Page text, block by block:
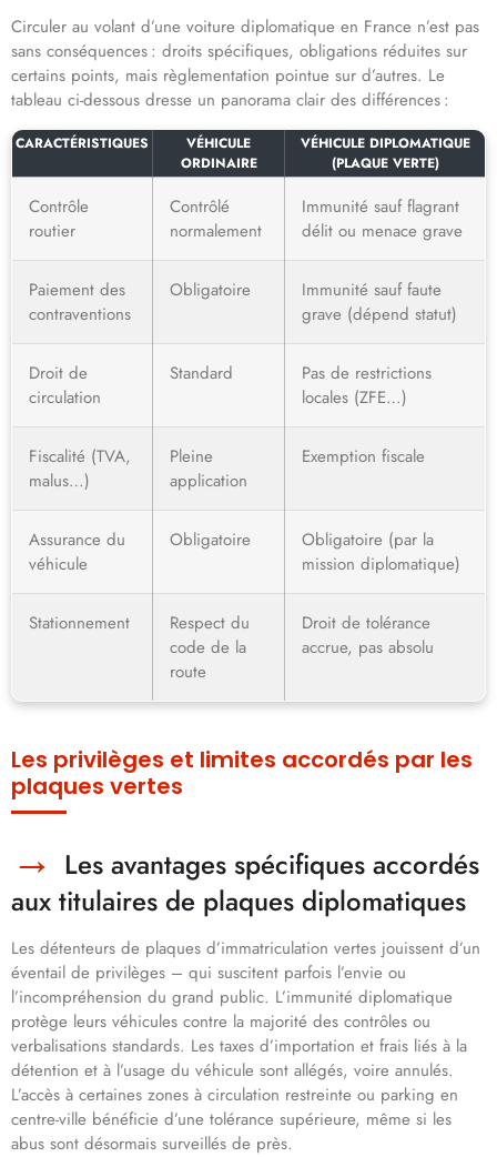
Circuler au volant d’une voiture diplomatique en France n’est pas
sans conséquences : droits spécifiques, obligations réduites sur
certains points, mais règlementation pointue sur d’autres. Le
tableau ci-dessous dresse un panorama clair des différences :
CARACTÉRISTIQUES
VÉHICULE
ORDINAIRE
VÉHICULE DIPLOMATIQUE
(PLAQUE VERTE)
Contrôle
routier
Contrôlé
normalement
Immunité sauf flagrant
délit ou menace grave
Paiement des
contraventions
Obligatoire
Immunité sauf faute
grave (dépend statut)
Droit de
circulation
Standard
Pas de restrictions
locales (ZFE…)
Fiscalité (TVA,
malus…)
Pleine
application
Exemption fiscale
Assurance du
véhicule
Obligatoire
Obligatoire (par la
mission diplomatique)
Stationnement
Respect du
code de la
route
Droit de tolérance
accrue, pas absolu
Les privilèges et limites accordés par les
plaques vertes
Les avantages spécifiques accordés
aux titulaires de plaques diplomatiques
Les détenteurs de plaques d’immatriculation vertes jouissent d’un
éventail de privilèges – qui suscitent parfois l’envie ou
l’incompréhension du grand public. L’immunité diplomatique
protège leurs véhicules contre la majorité des contrôles ou
verbalisations standards. Les taxes d’importation et frais liés à la
détention et à l’usage du véhicule sont allégés, voire annulés.
L’accès à certaines zones à circulation restreinte ou parking en
centre-ville bénéficie d’une tolérance supérieure, même si les
abus sont désormais surveillés de près.